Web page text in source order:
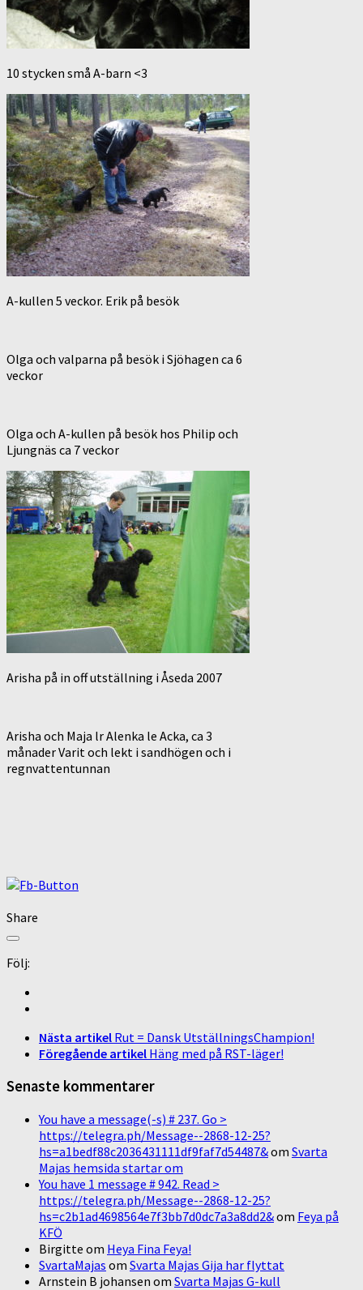
10 stycken små A-barn <3
A-kullen 5 veckor. Erik på besök
Olga och valparna på besök i Sjöhagen ca 6
veckor
Olga och A-kullen på besök hos Philip och
Ljungnäs ca 7 veckor
Arisha på in off utställning i Åseda 2007
Arisha och Maja lr Alenka le Acka, ca 3
månader Varit och lekt i sandhögen och i
regnvattentunnan
Share
Följ:
Nästa artikel Rut = Dansk UtställningsChampion!
Föregående artikel Häng med på RST-läger!
Senaste kommentarer
You have a message(-s) # 237. Go >
https://telegra.ph/Message--2868-12-25?
hs=a1bedf88c2036431111df9faf7d54487&om Svarta
Majas hemsida startar om
You have 1 message # 942. Read >
https://telegra.ph/Message--2868-12-25?
hs=c2b1ad4698564e7f3bb7d0dc7a3a8dd2&om Feya på
KFÖ
Birgitte om Heya Fina Feya!
SvartaMajas om Svarta Majas Gija har flyttat
Arnstein B johansen om Svarta Majas G-kull